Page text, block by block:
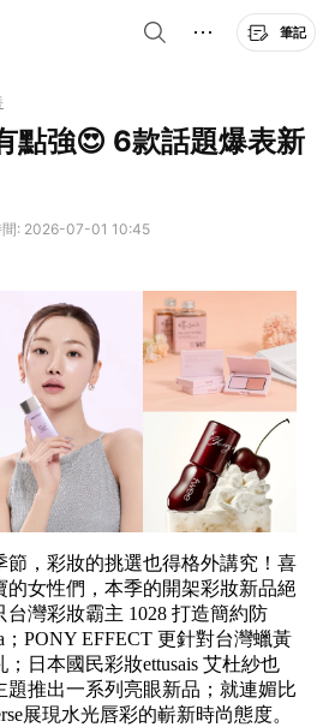
筆記
點強😍 6款話題爆表新
間: 2026-07-01 10:45
節，彩妝的挑選也得格外講究！喜
的女性們，本季的開架彩妝新品絕
灣彩妝霸主 1028 打造簡約防
；PONY EFFECT 更針對台灣蠟黃
日本國民彩妝ettusais 艾杜紗也
題推出一系列亮眼新品；就連媚比
展現水光唇彩的嶄新時尚態度。